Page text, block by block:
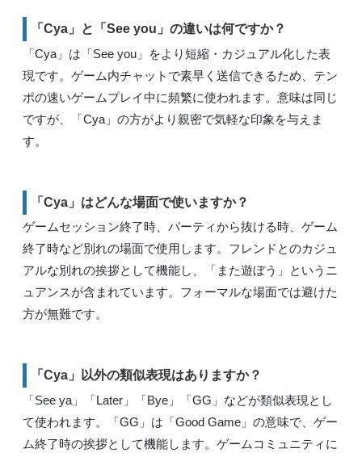
「Cya」と「See you」の違いは何ですか？
「Cya」は「See you」をより短縮・カジュアル化した表
現です。ゲーム内チャットで素早く送信できるため、テン
ポの速いゲームプレイ中に頻繁に使われます。意味は同じ
ですが、「Cya」の方がより親密で気軽な印象を与えま
す。
「Cya」はどんな場面で使いますか？
ゲームセッション終了時、パーティから抜ける時、ゲーム
終了時など別れの場面で使用します。フレンドとのカジュ
アルな別れの挨拶として機能し、「また遊ぼう」というニ
ュアンスが含まれています。フォーマルな場面では避けた
方が無難です。
「Cya」以外の類似表現はありますか？
「See ya」「Later」「Bye」「GG」などが類似表現とし
て使われます。「GG」は「Good Game」の意味で、ゲー
ム終了時の挨拶として機能します。ゲームコミュニティに